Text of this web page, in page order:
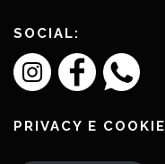
SOCIAL:
PRIVACY E COOKIE